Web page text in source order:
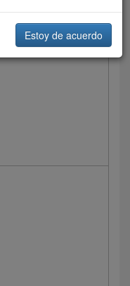
Estoy de acuerdo